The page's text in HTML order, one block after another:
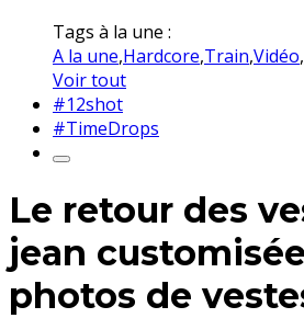
Tags à la une :
A la une,Hardcore,Train,Vidéo,
Voir tout
#12shot
#TimeDrops
Le retour des
jean
photos de